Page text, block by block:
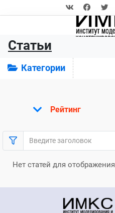
Статьи
Категории
Рейтинг
Нет статей для отображения